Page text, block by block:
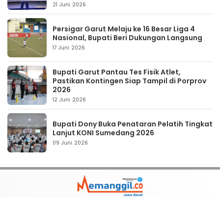
21 Juni 2026
Persigar Garut Melaju ke 16 Besar Liga 4
Nasional, Bupati Beri Dukungan Langsung
17 Juni 2026
Bupati Garut Pantau Tes Fisik Atlet,
Pastikan Kontingen Siap Tampil di Porprov
2026
12 Juni 2026
Bupati Dony Buka Penataran Pelatih Tingkat
Lanjut KONI Sumedang 2026
09 Juni 2026